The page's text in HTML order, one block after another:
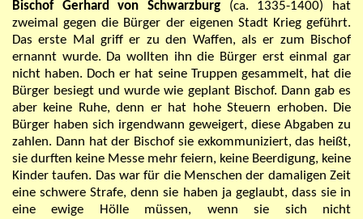
Bischof Gerhard von Schwarzburg (ca. 1335-1400) hat
zweimal gegen die Bürger der eigenen Stadt Krieg geführt.
Das erste Mal griff er zu den Waffen, als er zum Bischof
ernannt wurde. Da wollten ihn die Bürger erst einmal gar
nicht haben. Doch er hat seine Truppen gesammelt, hat die
Bürger besiegt und wurde wie geplant Bischof. Dann gab es
aber keine Ruhe, denn er hat hohe Steuern erhoben. Die
Bürger haben sich irgendwann geweigert, diese Abgaben zu
zahlen. Dann hat der Bischof sie exkommuniziert, das heißt,
sie durften keine Messe mehr feiern, keine Beerdigung, keine
Kinder taufen. Das war für die Menschen der damaligen Zeit
eine schwere Strafe, denn sie haben ja geglaubt, dass sie in
eine ewige Hölle müssen, wenn sie sich nicht